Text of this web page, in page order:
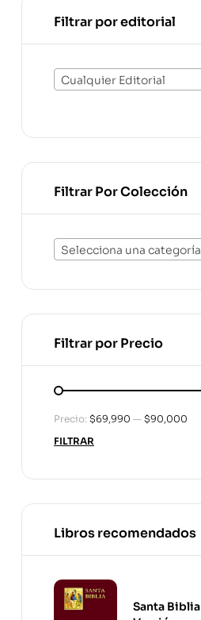
Filtrar por editorial
Cualquier Editorial
Filtrar Por Colección
Selecciona una categoría
Filtrar por Precio
FILTRAR
Precio: $69,990 — $90,000
Libros recomendados
Santa Biblia